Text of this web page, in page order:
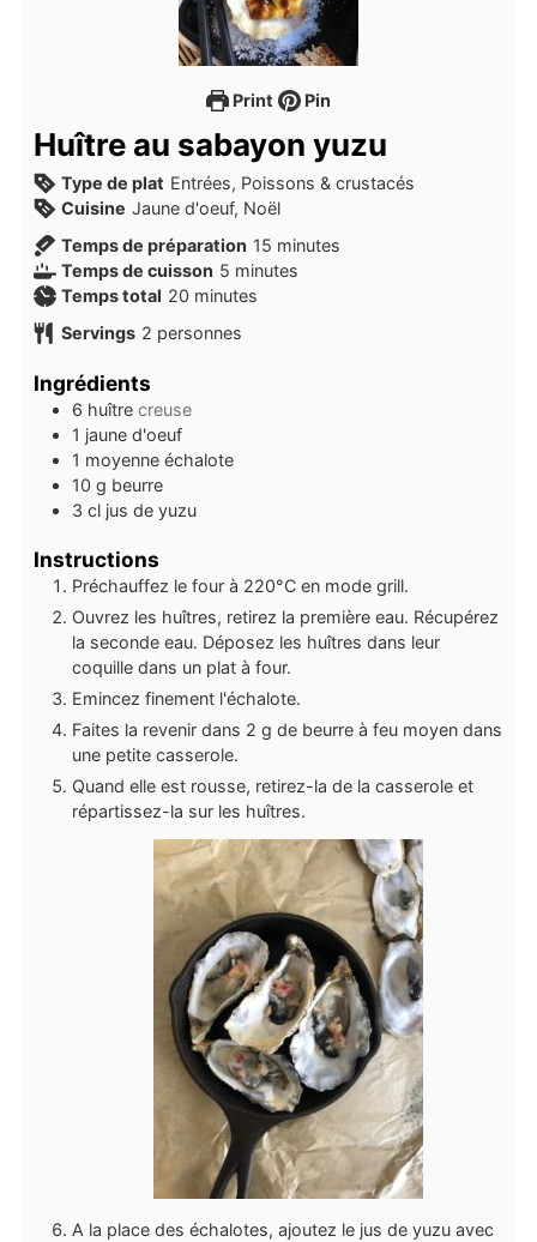
Print Pin
Huître au sabayon yuzu
Type de plat Entrées, Poissons & crustacés
Cuisine Jaune d'oeuf, Noël
Temps de préparation 15 minutes
minutes
Temps de cuisson 5 minutes
minutes
Temps total 20 minutes
minutes
Servings 2 personnes
Ingrédients
6 huître creuse
1 jaune d'oeuf
1 moyenne échalote
10 g beurre
3 cl jus de yuzu
Instructions
Préchauffez le four à 220°C en mode grill.
Ouvrez les huîtres, retirez la première eau. Récupérez
la seconde eau. Déposez les huîtres dans leur
coquille dans un plat à four.
Emincez finement l'échalote.
Faites la revenir dans 2 g de beurre à feu moyen dans
une petite casserole.
Quand elle est rousse, retirez-la de la casserole et
répartissez-la sur les huîtres.
A la place des échalotes, ajoutez le jus de yuzu avec